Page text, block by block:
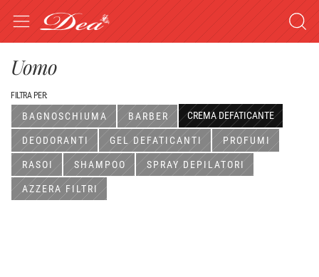
Uomo
FILTRA PER:
BAGNOSCHIUMA BARBER CREMA DEFATICANTE
DEODORANTI GEL DEFATICANTI PROFUMI
RASOI SHAMPOO SPRAY DEPILATORI
AZZERA FILTRI